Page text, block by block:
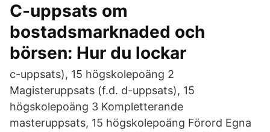
C-uppsats om
bostadsmarknaded och
börsen: Hur du lockar
c-uppsats), 15 högskolepoäng 2
Magisteruppsats (f.d. d-uppsats), 15
högskolepoäng 3 Kompletterande
masteruppsats, 15 högskolepoäng Förord Egna